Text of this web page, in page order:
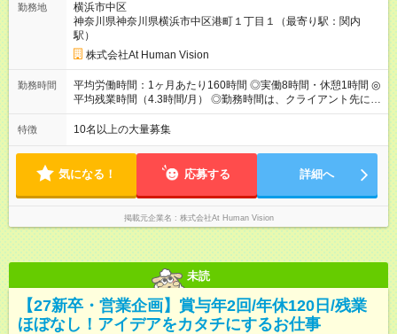
（固定残業代 24，000円） 賞与：年２回 （業績連動型） 昇
給：年２回（3月、9月) 試用期間：6ヶ月 ※上記額にはみなし残
業代（月15時間分）が含まれた 金額になります。超過分は追加
で全額支給。 【頑張りを給与・キャリアに還元します】 年に2
回⼈事評価があり等級が決まります。 等級に合わせた給与設定
のため、若い内からでも頑張り次第で給与アップが叶います。
⼀般職（20～31万円）→リーダー（⽉給26～36万円） →係⻑
～58万円） 【試用期間】試用期間あり 試用期間の長さ：6ヶ月
※ 雇用形態と給与に、本採用時と異なる部分があります。 雇用
形態：本採用時と同じです。 給与：月給 224,000円 ～ 330,000
円 上記額にはみなし残業代を含みます。※超過分は全額支給い
たします。 みなし残業代 24,000円 ～ 34,000円／月 みなし残業
時間 15時間／月
勤務地
横浜市中区
神奈川県神奈川県横浜市中区港町１丁目１（最寄り駅：関内
駅）
株式会社At Human Vision
勤務時間
平均労働時間：1ヶ月あたり160時間 ◎実働8時間・休憩1時間 ◎
平均残業時間（4.3時間/月） ◎勤務時間は、クライアント先に
より異なります。 ※＜シフト例＞ 10:00～19:00／11:00～
20:00 平均労働時間：1ヶ月あたり160時間 ◎実働8時間・休憩1
先に より異なります。 ※＜シフト例＞ 10:00～19:00／11:00
～20:00
特徴 10名以上の大量募集
気になる！ 応募する 詳細へ
掲載元企業名 株式会社At Human Vision
未読
【27新卒・営業企画】賞与年2回/年休120日/残業
ほぼなし！アイデアをカタチにするお仕事